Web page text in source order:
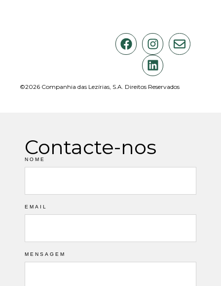
©2026 Companhia das Lezírias, S.A. Direitos Reservados
Contacte-nos
NOME
EMAIL
MENSAGEM